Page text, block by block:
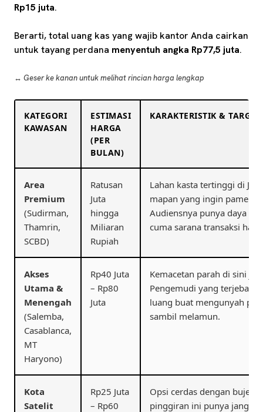
Rp15 juta.
Berarti, total uang kas yang wajib kantor Anda cairkan
untuk tayang perdana menyentuh angka Rp77,5 juta.
↔️ Geser ke kanan untuk melihat rincian harga lengkap
KATEGORI
KAWASAN
ESTIMASI
HARGA
(PER
BULAN)
KARAKTERISTIK &
Area
Premium
(Sudirman,
Thamrin,
SCBD)
Ratusan
Juta
hingga
Miliaran
Rupiah
Lahan kasta tertinggi di
mapan yang ingin pamer
Audiensnya punya daya
cuma sarana transaksi
Akses
Utama &
Menengah
(Salemba,
Casablanca,
MT
Haryono)
Rp40 Juta
– Rp80
Juta
Kemacetan parah di sini
Pengemudi yang terjebak
luang buat mengunyah
sambil melamun.
Kota
Satelit
Rp25 Juta
– Rp60
Opsi cerdas dengan bujet
pinggiran ini punya